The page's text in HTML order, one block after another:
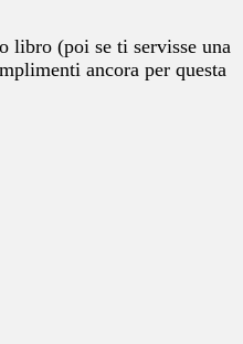
libro (poi se ti servisse una
ancora per questa